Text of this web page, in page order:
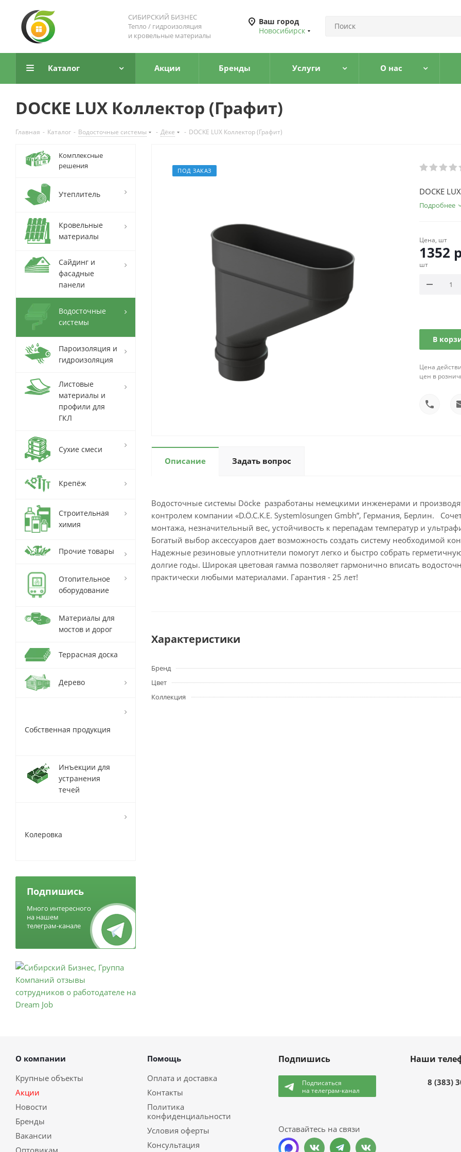
СИБИРСКИЙ БИЗНЕС
Тепло / гидроизоляция
и кровельные материалы
Ваш город
Новосибирск
Каталог Акции Бренды Услуги О нас
DOCKE LUX Коллектор (Графит)
Главная - Каталог - Водосточные системы - Дёке - DOCKE LUX Коллектор (Графит)
ПОД ЗАКАЗ
DOCKE
Подробнее
Цена, шт
1352
шт
В
Цена
цен в
Описание Задать вопрос
Водосточные системы Döcke разработаны немецкими инженерами и
контролем компании «D.Ö.C.K.E. Systemlösungen Gmbh”, Германия, Берлин.
монтажа, незначительный вес, устойчивость к перепадам температур и
Богатый выбор аксессуаров дает возможность создать систему необходимой
Надежные резиновые уплотнители помогут легко и быстро собрать
долгие годы. Широкая цветовая гамма позволяет гармонично вписать
практически любыми материалами. Гарантия - 25 лет!
Характеристики
Бренд
Цвет
Коллекция
Комплексные
решения
Утеплитель
Кровельные
материалы
Сайдинг и
фасадные
панели
Водосточные
системы
Пароизоляция и
гидроизоляция
Листовые
материалы и
профили для
ГКЛ
Сухие смеси
Крепёж
Строительная
химия
Прочие товары
Отопительное
оборудование
Материалы для
мостов и дорог
Террасная доска
Дерево
Собственная продукция
Инъекции для
устранения
течей
Колеровка
Подпишись
Много интересного
на нашем
телеграм-канале
О компании
Крупные объекты
Акции
Новости
Бренды
Вакансии
Оптовикам
Помощь
Оплата и доставка
Контакты
Политика
конфиденциальности
Условия оферты
Консультация
Подпишись
Подписаться
на телеграм-канал
Оставайтесь на связи
Наши
8 (383)